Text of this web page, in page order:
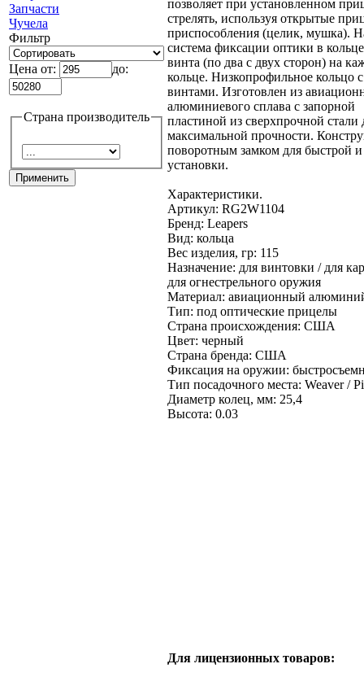
Запчасти
Чучела
Фильтр
Цена от: до:
Страна производитель
позволяет при установленном
стрелять, используя открытые
приспособления (целик, мушка).
система фиксации оптики в
винта (по два с двух сторон) на
кольце. Низкопрофильное кольцо
винтами. Изготовлен из
алюминиевого сплава с запорной
пластиной из сверхпрочной стали
максимальной прочности.
поворотным замком для быстрой и
установки.
Характеристики.
Артикул: RG2W1104
Бренд: Leapers
Вид: кольца
Вес изделия, гр: 115
Назначение: для винтовки / для
для огнестрельного оружия
Материал: авиационный
Тип: под оптические прицелы
Страна происхождения: США
Цвет: черный
Страна бренда: США
Фиксация на оружии:
Тип посадочного места: Weaver /
Диаметр колец, мм: 25,4
Высота: 0.03
Для лицензионных товаров: